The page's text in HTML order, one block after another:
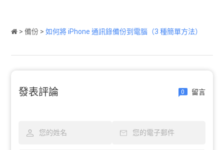
>備份 >如何將 iPhone 通訊錄備份到電腦（3 種簡單方法）
發表評論 0 留言